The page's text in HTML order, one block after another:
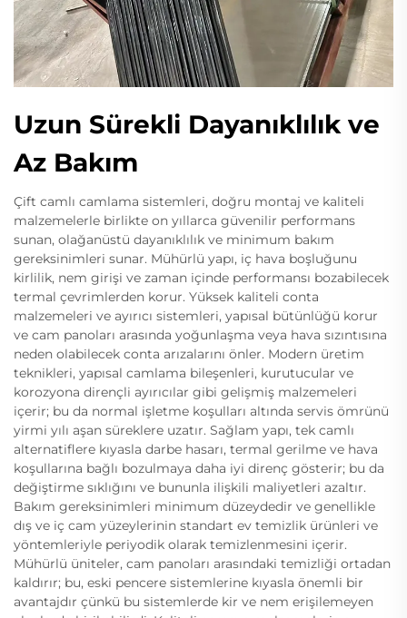
Uzun Sürekli Dayanıklılık ve
Az Bakım
Çift camlı camlama sistemleri, doğru montaj ve kaliteli
malzemelerle birlikte on yıllarca güvenilir performans
sunan, olağanüstü dayanıklılık ve minimum bakım
gereksinimleri sunar. Mühürlü yapı, iç hava boşluğunu
kirlilik, nem girişi ve zaman içinde performansı bozabilecek
termal çevrimlerden korur. Yüksek kaliteli conta
malzemeleri ve ayırıcı sistemleri, yapısal bütünlüğü korur
ve cam panoları arasında yoğunlaşma veya hava sızıntısına
neden olabilecek conta arızalarını önler. Modern üretim
teknikleri, yapısal camlama bileşenleri, kurutucular ve
korozyona dirençli ayırıcılar gibi gelişmiş malzemeleri
içerir; bu da normal işletme koşulları altında servis ömrünü
yirmi yılı aşan süreklere uzatır. Sağlam yapı, tek camlı
alternatiflere kıyasla darbe hasarı, termal gerilme ve hava
koşullarına bağlı bozulmaya daha iyi direnç gösterir; bu da
değiştirme sıklığını ve bununla ilişkili maliyetleri azaltır.
Bakım gereksinimleri minimum düzeydedir ve genellikle
dış ve iç cam yüzeylerinin standart ev temizlik ürünleri ve
yöntemleriyle periyodik olarak temizlenmesini içerir.
Mühürlü üniteler, cam panoları arasındaki temizliği ortadan
kaldırır; bu, eski pencere sistemlerine kıyasla önemli bir
avantajdır çünkü bu sistemlerde kir ve nem erişilemeyen